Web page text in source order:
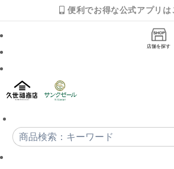
便利でお得な公式アプリは
店舗を探す